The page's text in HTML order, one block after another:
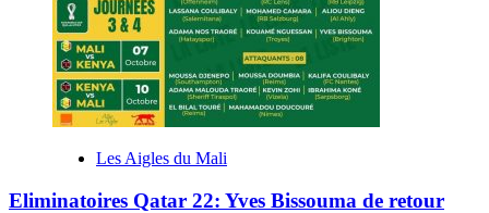
Les Aigles du Mali
Eliminatoires Qatar 22: Yves Bissouma de retour